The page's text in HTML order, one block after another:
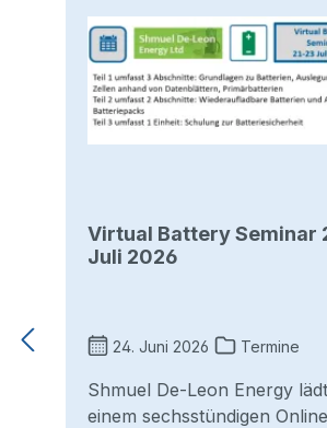
Virtual Battery Seminar
Juli 2026
24. Juni 2026 Termine
Shmuel De-Leon Energy
einem sechsstündigen